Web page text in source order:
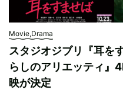
Movie,Drama
スタジオジブリ『耳を
らしのアリエッティ』
映が決定